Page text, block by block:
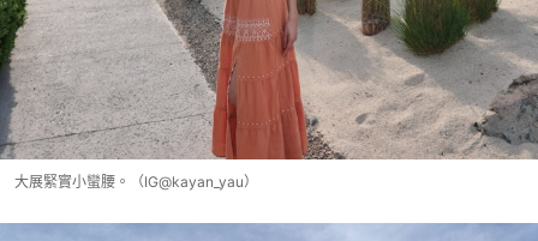
大展緊實小蠻腰。（IG@kayan_yau）